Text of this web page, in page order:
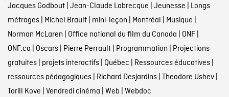
Jacques Godbout| Jean-Claude Labrecque Jeunesse Longs
métrages| Michel Brault| mini-leçon Montréal Musique
Norman McLaren Office national du film du Canada ONF|
ONF.ca Oscars| Pierre Perrault| Programmation Projections
gratuites| projets interactifs| Québec Ressources éducatives|
ressources pédagogiques| Richard Desjardins| Theodore Ushev|
Torill Kove Vendredi cinéma Web Webdoc